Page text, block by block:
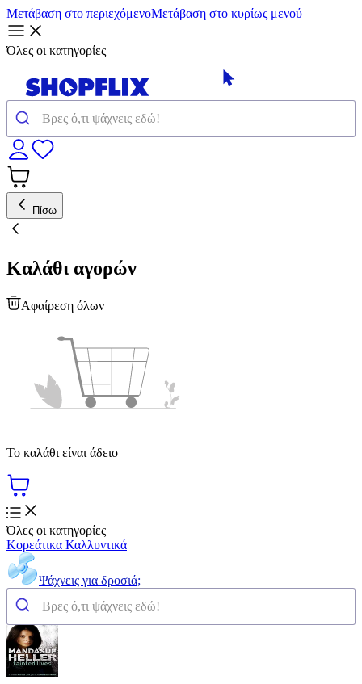
Μετάβαση στο περιεχόμενοΜετάβαση στο κυρίως μενού
Όλες οι κατηγορίες
Πίσω
Καλάθι αγορών
Αφαίρεση όλων
Το καλάθι είναι άδειο
Όλες οι κατηγορίες
Κορεάτικα Καλλυντικά
Ψάχνεις για δροσιά;